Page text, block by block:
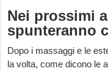
Nei prossimi
spunteranno
Dopo i massaggi e le
la volta, come dicono le